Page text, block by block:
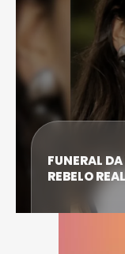
FUNERAL
REBELO